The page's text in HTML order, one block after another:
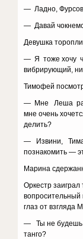
— Ладно,
— Давай
Девушка
— Я тоже хочу
вибрирующий,
Тимофей
— Мне Леша
мне очень
делить?
— Извини,
познакомить —
Марина
Оркестр
вопросительный
глаз от взгляда
— Ты не будешь
танго?